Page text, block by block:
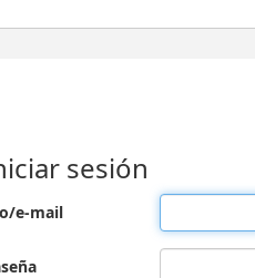
sesión
e-mail